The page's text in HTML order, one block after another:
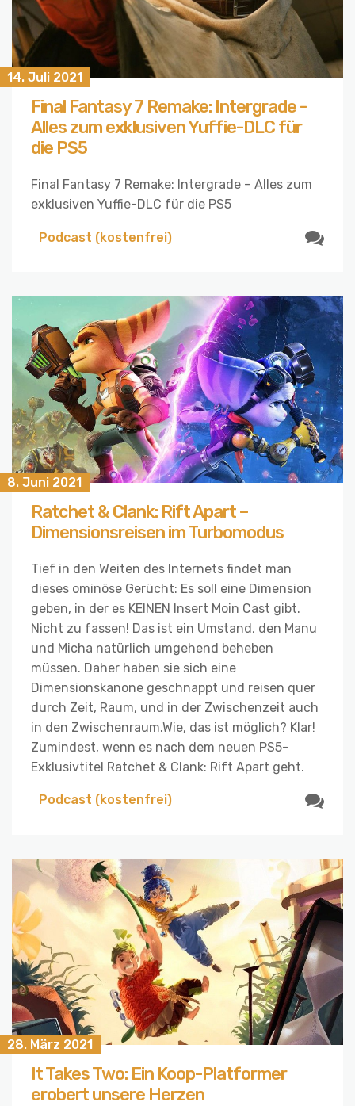
14. Juli 2021
Final Fantasy 7 Remake: Intergrade -
Alles zum exklusiven Yuffie-DLC für
die PS5
Final Fantasy 7 Remake: Intergrade – Alles zum
exklusiven Yuffie-DLC für die PS5
Podcast (kostenfrei)
8. Juni 2021
Ratchet & Clank: Rift Apart –
Dimensionsreisen im Turbomodus
Tief in den Weiten des Internets findet man
dieses ominöse Gerücht: Es soll eine Dimension
geben, in der es KEINEN Insert Moin Cast gibt.
Nicht zu fassen! Das ist ein Umstand, den Manu
und Micha natürlich umgehend beheben
müssen. Daher haben sie sich eine
Dimensionskanone geschnappt und reisen quer
durch Zeit, Raum, und in der Zwischenzeit auch
in den Zwischenraum.Wie, das ist möglich? Klar!
Zumindest, wenn es nach dem neuen PS5-
Exklusivtitel Ratchet & Clank: Rift Apart geht.
Podcast (kostenfrei)
28. März 2021
It Takes Two: Ein Koop-Platformer
erobert unsere Herzen